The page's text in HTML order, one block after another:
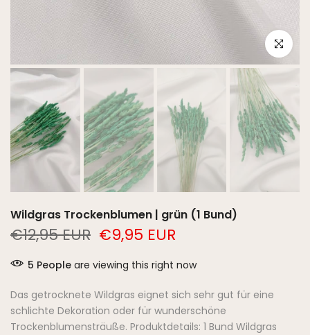
Click to
Wildgras Trockenblumen | grün (1 Bund)
€12,95 EUR €9,95 EUR
5 People are viewing this right now
Das getrocknete Wildgras eignet sich sehr gut für eine
schlichte Dekoration oder für wunderschöne
Trockenblumensträuße. Produktdetails: 1 Bund Wildgras